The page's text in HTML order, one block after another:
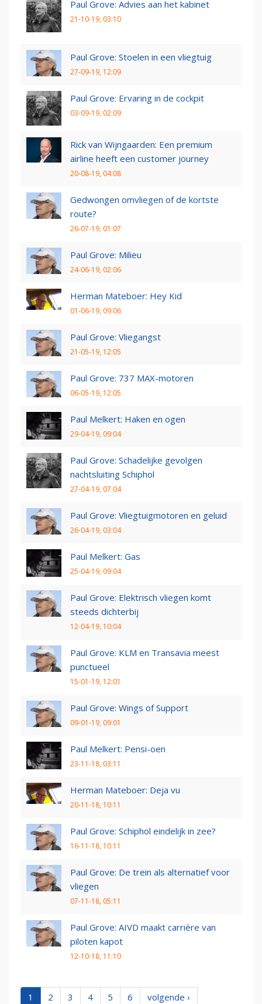
Paul Grove: Advies aan het kabinet
21-10-19, 03:10
Paul Grove: Stoelen in een vliegtuig
27-09-19, 12:09
Paul Grove: Ervaring in de cockpit
03-09-19, 02:09
Rick van Wijngaarden: Een premium
airline heeft een customer journey
20-08-19, 04:08
Gedwongen omvliegen of de kortste
route?
26-07-19, 01:07
Paul Grove: Milieu
24-06-19, 02:06
Herman Mateboer: Hey Kid
01-06-19, 09:06
Paul Grove: Vliegangst
21-05-19, 12:05
Paul Grove: 737 MAX-motoren
06-05-19, 12:05
Paul Melkert: Haken en ogen
29-04-19, 09:04
Paul Grove: Schadelijke gevolgen
nachtsluiting Schiphol
27-04-19, 07:04
Paul Grove: Vliegtuigmotoren en geluid
26-04-19, 03:04
Paul Melkert: Gas
25-04-19, 09:04
Paul Grove: Elektrisch vliegen komt
steeds dichterbij
12-04-19, 10:04
Paul Grove: KLM en Transavia meest
punctueel
15-01-19, 12:01
Paul Grove: Wings of Support
09-01-19, 09:01
Paul Melkert: Pensi-oen
23-11-18, 03:11
Herman Mateboer: Deja vu
20-11-18, 10:11
Paul Grove: Schiphol eindelijk in zee?
16-11-18, 10:11
Paul Grove: De trein als alternatief voor
vliegen
07-11-18, 05:11
Paul Grove: AIVD maakt carrière van
piloten kapot
12-10-18, 11:10
1 2 3 4 5 6
volgende ›